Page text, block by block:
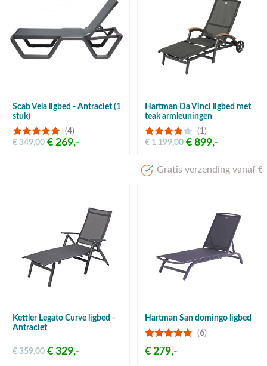
Scab Vela ligbed - Antraciet (1
stuk)
(4)
€ 269,-
€ 349,00
Hartman Da Vinci ligbed met
teak armleuningen
(1)
€ 899,-
€ 1.199,00
Gratis verzending vanaf €50,-
Kettler Legato Curve ligbed -
Antraciet
€ 329,-
€ 359,00
Hartman San domingo ligbed
(6)
€ 279,-